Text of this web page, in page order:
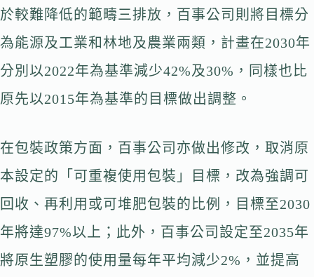
於較難降低的範疇三排放，百事公司則將目標分
為能源及工業和林地及農業兩類，計畫在2030年
分別以2022年為基準減少42%及30%，同樣也比
原先以2015年為基準的目標做出調整。
在包裝政策方面，百事公司亦做出修改，取消原
本設定的「可重複使用包裝」目標，改為強調可
回收、再利用或可堆肥包裝的比例，目標至2030
年將達97%以上；此外，百事公司設定至2035年
將原生塑膠的使用量每年平均減少2%，並提高